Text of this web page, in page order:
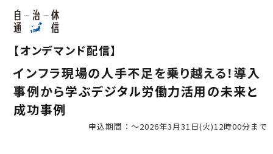
【オンデマンド配信】
インフラ現場の人手不足を乗り越える！導入
事例から学ぶデジタル労働力活用の未来と
成功事例
申込期間：～2026年3月31日(火)12時00分まで